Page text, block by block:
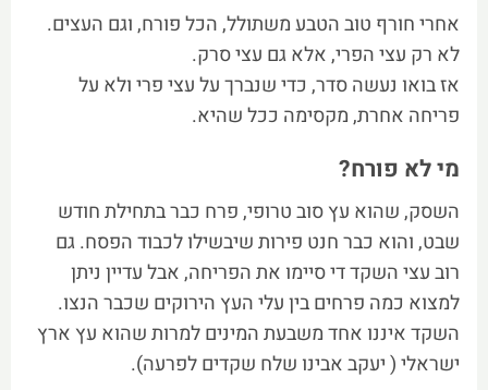
אחרי חורף טוב הטבע משתולל, הכל פורח, וגם העצים.
לא רק עצי הפרי, אלא גם עצי סרק.
אז בואו נעשה סדר, כדי שנברך על עצי פרי ולא על
פריחה אחרת, מקסימה ככל שהיא.
מי לא פורח?
השסק, שהוא עץ סוב טרופי, פרח כבר בתחילת חודש
שבט, והוא כבר חנט פירות שיבשילו לכבוד הפסח. גם
רוב עצי השקד די סיימו את הפריחה, אבל עדיין ניתן
למצוא כמה פרחים בין עלי העץ הירוקים שכבר הנצו.
השקד איננו אחד משבעת המינים למרות שהוא עץ ארץ
ישראלי ( יעקב אבינו שלח שקדים לפרעה).